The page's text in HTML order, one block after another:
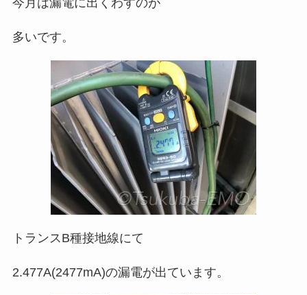
今月は漏電に出くわすのが
多いです。
トランスB種接地線にて
2.477A(2477mA)の漏電が出ています。